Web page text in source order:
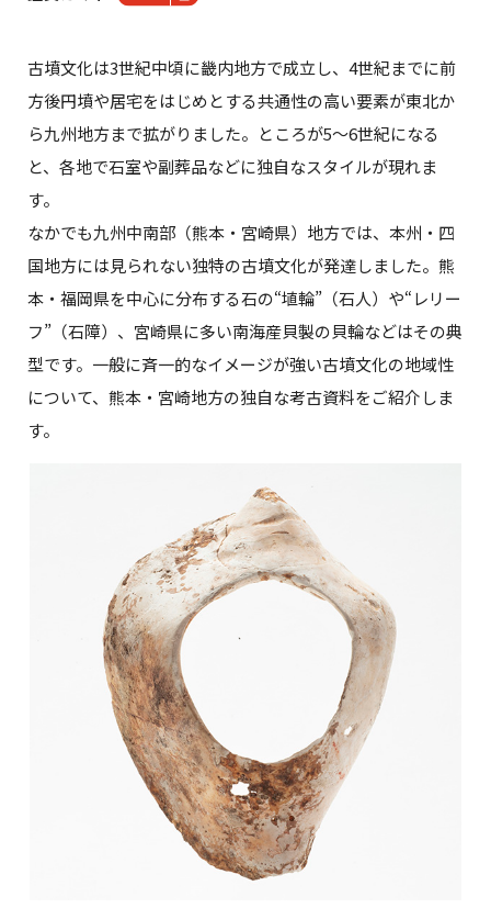
古墳文化は3世紀中頃に畿内地方で成立し、4世紀までに前
方後円墳や居宅をはじめとする共通性の高い要素が東北か
ら九州地方まで拡がりました。ところが5～6世紀になる
と、各地で石室や副葬品などに独自なスタイルが現れま
す。
なかでも九州中南部（熊本・宮崎県）地方では、本州・四
国地方には見られない独特の古墳文化が発達しました。熊
本・福岡県を中心に分布する石の“埴輪”（石人）や“レリー
フ”（石障）、宮崎県に多い南海産貝製の貝輪などはその典
型です。一般に斉一的なイメージが強い古墳文化の地域性
について、熊本・宮崎地方の独自な考古資料をご紹介しま
す。